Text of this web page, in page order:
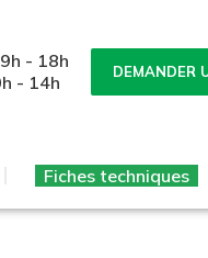
- 18h
- 14h
DEMANDER
Fiches techniques